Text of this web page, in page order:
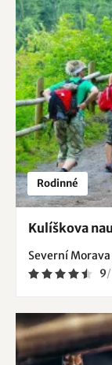
Rodinné
Kulíškova
Severní Morava
9/